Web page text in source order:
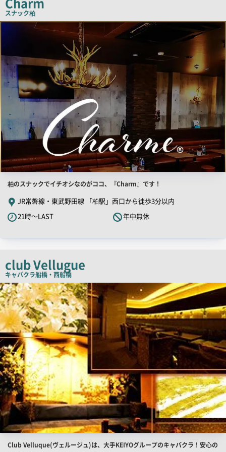
コ
ピ
スナック柏
店
舗
店
舗
PR
キ
コ
ピ
ー
柏のスナックでイチオシなのがココ、『Charm』です！
JR常磐線・東武野田線 「柏駅」西口から徒歩3分以内
21時～LAST
年中無休
club Vellugue
キャバクラ船橋・西船橋
店
舗
PR
画
像
店
Club Velluque(ヴェルージュ)は、大手KEIYOグループのキャバクラ！安心の